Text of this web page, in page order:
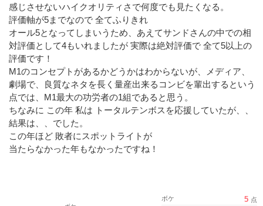
感じさせないハイクオリティさで何度でも見たくなる。
評価軸が5までなので 全てふりきれ
オール5となってしまいうため、あえてサンドさんの中での相
対評価として4もいれましたが 実際は絶対評価で 全て5以上の
評価です！
M1のコンセプトがあるかどうかはわからないが、メディア、
劇場で、良質なネタを長く量産出来るコンビを輩出するという
点では、M1最大の功労者の1組であると思う。
ちなみに この年 私は トータルテンボスを応援していたが、、
結果は、、でした。
この年ほど 敗者にスポットライトが
当たらなかった年もなかったですね！
ボケ 5 点